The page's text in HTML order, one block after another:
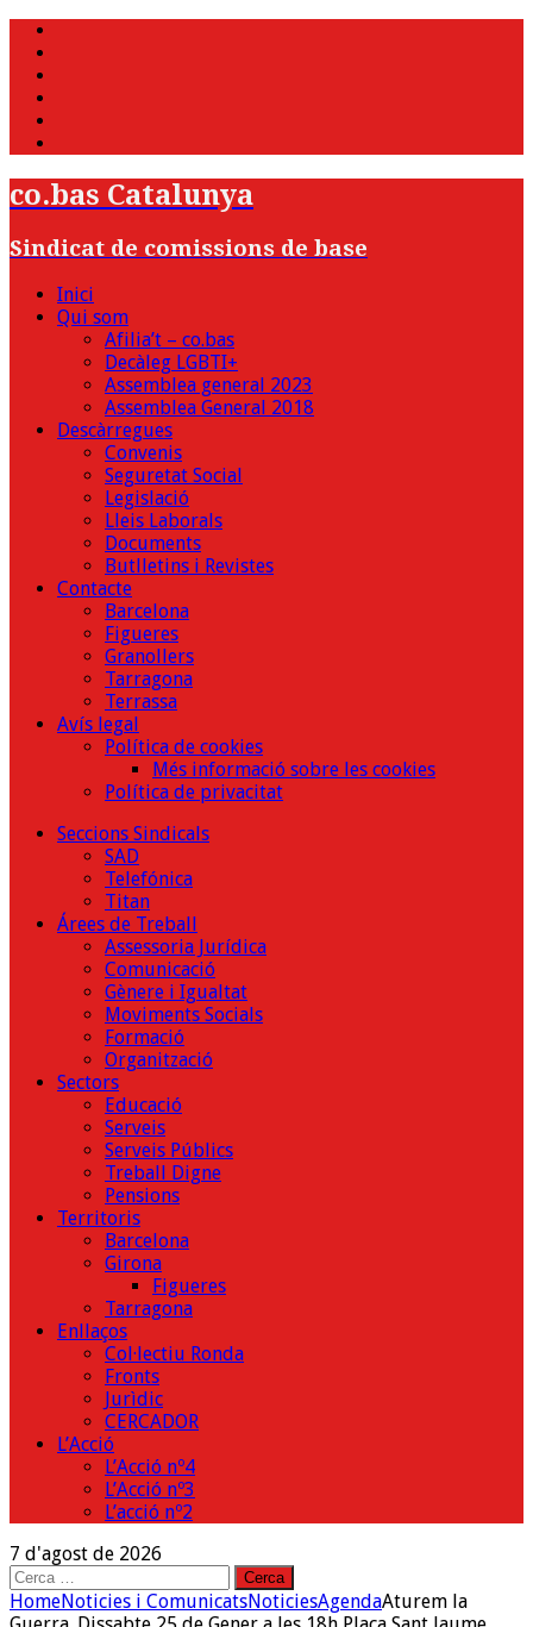
co.bas Catalunya
Sindicat de comissions de base
Inici
Qui som
Afilia’t – co.bas
Decàleg LGBTI+
Assemblea general 2023
Assemblea General 2018
Descàrregues
Convenis
Seguretat Social
Legislació
Lleis Laborals
Documents
Butlletins i Revistes
Contacte
Barcelona
Figueres
Granollers
Tarragona
Terrassa
Avís legal
Política de cookies
Més informació sobre les cookies
Política de privacitat
Seccions Sindicals
SAD
Telefónica
Titan
Árees de Treball
Assessoria Jurídica
Comunicació
Gènere i Igualtat
Moviments Socials
Formació
Organització
Sectors
Educació
Serveis
Serveis Públics
Treball Digne
Pensions
Territoris
Barcelona
Girona
Figueres
Tarragona
Enllaços
Col·lectiu Ronda
Fronts
Jurìdic
CERCADOR
L’Acció
L’Acció nº4
L’Acció nº3
L’acció nº2
7 d'agost de 2026
Cerca:
HomeNoticies i ComunicatsNoticiesAgendaAturem la